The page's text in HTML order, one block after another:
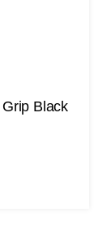
Black